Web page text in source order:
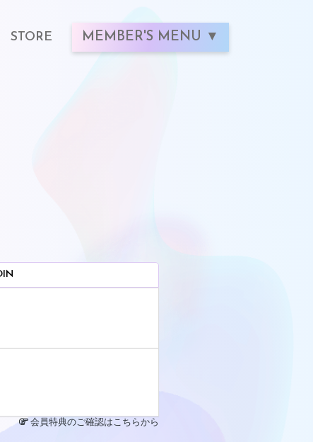
STORE MEMBER'S MENU
会員特典のご確認はこちらから